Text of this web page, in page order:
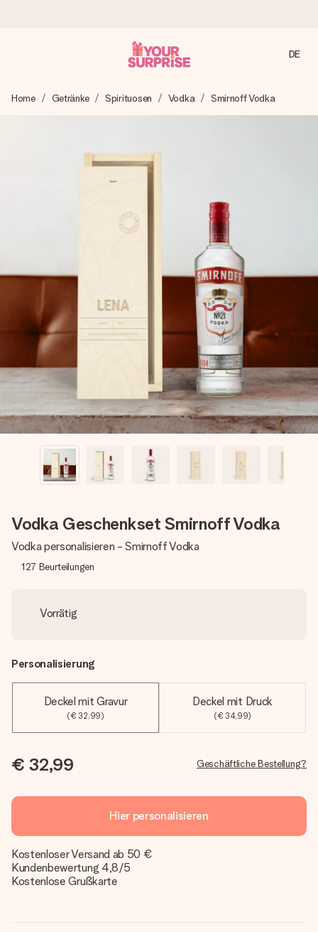
Wir bereiten dein Geschenk sorgfältig vor und schicken es
blitzschnell – damit du es genau zum richtigen Zeitpunkt
Unsere Geschenke begeistern. Kunden bewerten uns mit
4,8 bei Google Reviews (Gesamtergebnis aller Länder, in
Mit Liebe gemacht, im Handumdrehen
Erstelle etwas Einzigartiges in wenigen Schritten – mit
ihrem Namen, deinem Foto oder einer Nachricht von
Herzen. Kein Stress, nur pure Liebe für den perfekten
Moment.
DE
Home Getränke Spirituosen Vodka Smirnoff Vodka
Vodka Geschenkset Smirnoff Vodka
Vodka personalisieren - Smirnoff Vodka
127 Beurteilungen
Vorrätig
Personalisierung
Deckel mit Gravur
(€ 32,99)
Deckel mit Druck
(€ 34,99)
€ 32,99 Geschäftliche Bestellung?
Hier personalisieren
Kostenloser Versand ab 50 €
Kundenbewertung 4,8/5
Kostenlose Grußkarte